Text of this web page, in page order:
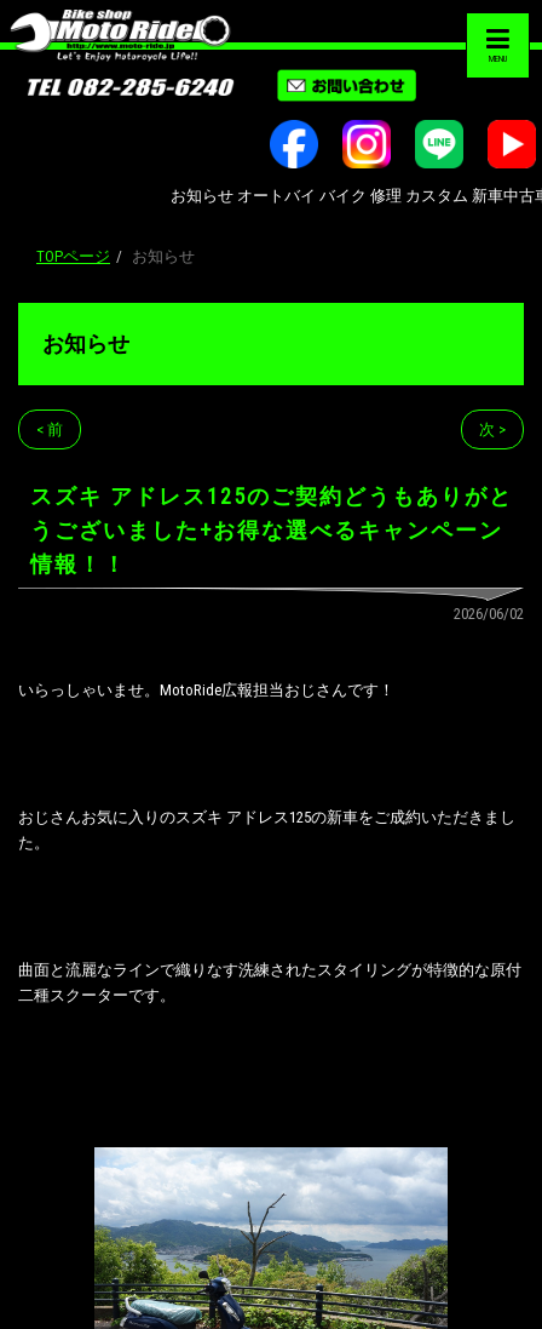
MENU
お知らせ オートバイ バイク 修理 カスタム 新車中古車
TOPページ お知らせ
お知らせ
< 前 次 >
スズキ アドレス125のご契約どうもありがと
うございました+お得な選べるキャンペーン
情報！！
2026/06/02
いらっしゃいませ。MotoRide広報担当おじさんです！
おじさんお気に入りのスズキ アドレス125の新車をご成約いただきまし
た。
曲面と流麗なラインで織りなす洗練されたスタイリングが特徴的な原付
二種スクーターです。